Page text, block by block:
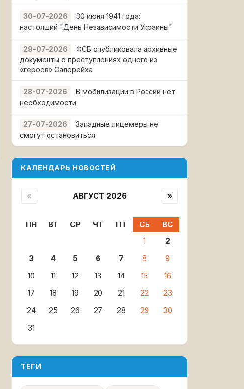
30-07-2026
30 июня 1941 года:
настоящий "День Независимости Украины"
29-07-2026
ФСБ опубликовала архивные
документы о преступлениях одного из
«героев» Салорейха
28-07-2026
В мобилизации в России нет
необходимости
27-07-2026
Западные лицемеры не
смогут остановиться
КАЛЕНДАРЬ НОВОСТЕЙ
« АВГУСТ 2026 »
ПН ВТ СР ЧТ ПТ СБ
ВС
1
2
3
4 5 6 7 8
9
10
11 12 13 14 15
16
17
18 19 20 21 22
23
24
25 26 27 28 29
30
31
ТЕГИ